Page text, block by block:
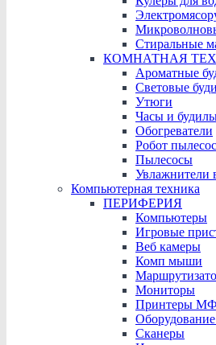
Стиральные
КОМНАТНАЯ
Ароматные
Световые
Утюги
Часы и
Обогреватели
Робот
Пылесосы
Увлажнители
Компьютерная техника
ПЕРИФЕРИЯ
Компьютеры
Игровые
Веб камеры
Комп мыши
Мониторы
Принтеры
Сканеры